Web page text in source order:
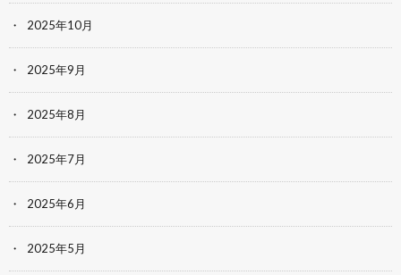
2025年10月
2025年9月
2025年8月
2025年7月
2025年6月
2025年5月